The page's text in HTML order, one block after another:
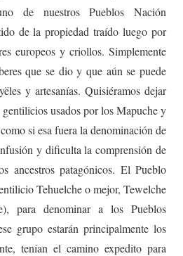
de nuestros Pueblos Nación
de la propiedad traído luego por
europeos y criollos. Simplemente
que se dio y que aún se puede
y artesanías. Quisiéramos dejar
usados por los Mapuche y
si esa fuera la denominación de
y dificulta la comprensión de
ancestros patagónicos. El Pueblo
Tehuelche o mejor, Tewelche
para denominar a los Pueblos
grupo estarán principalmente los
tenían el camino expedito para